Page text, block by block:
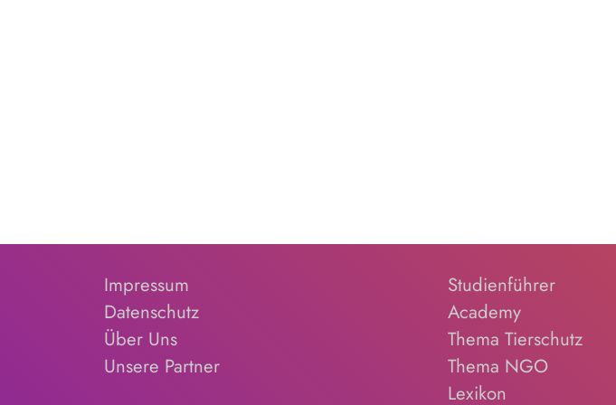
Impressum
Datenschutz
Über Uns
Unsere Partner
Studienführer
Academy
Thema Tierschutz
Thema NGO
Lexikon